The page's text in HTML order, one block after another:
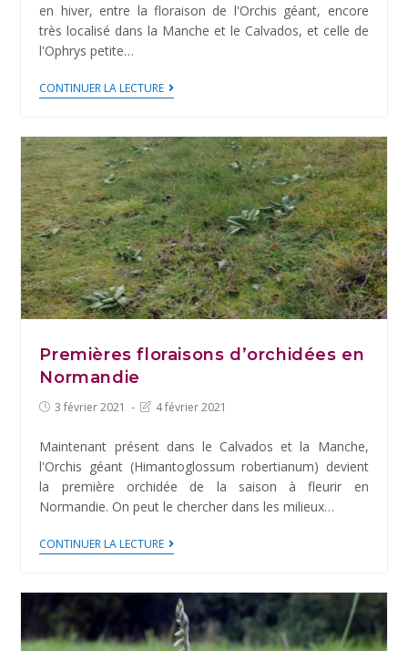
en hiver, entre la floraison de l'Orchis géant, encore
très localisé dans la Manche et le Calvados, et celle de
l'Ophrys petite…
CONTINUER LA LECTURE
Rechercher
en
hiver
Premières floraisons d’orchidées en
Normandie
Post3 février 2021
Post4 février 2021
Maintenant présent dans le Calvados et la Manche,
l'Orchis géant (Himantoglossum robertianum) devient
la première orchidée de la saison à fleurir en
Normandie. On peut le chercher dans les milieux…
CONTINUER LA LECTURE
Premières
en
Normandie